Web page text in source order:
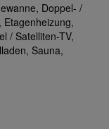
Doppel- /
Etagenheizung
/ Satelliten-TV
Sauna